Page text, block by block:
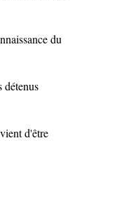
du
d'être